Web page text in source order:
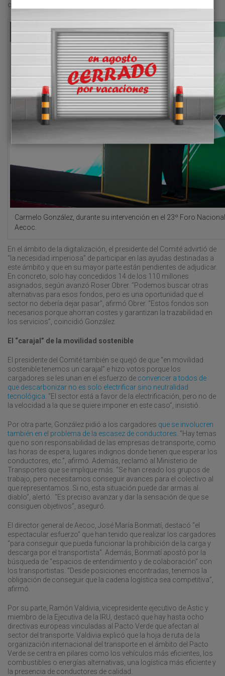
como sector”, matizó.
Carmelo González, durante su intervención en el 23º Foro
Aecoc.
En el ámbito de la digitalización, el presidente del Comité advirtió de
“la necesidad imperiosa” de participar en las ayudas destinadas a
este ámbito y que en su mayor parte están pendientes de adjudicar.
En concreto, solo hay concedidos 14 de los 110 millones
asignados, según avanzó Roser Obrer. “Podemos buscar otras
alternativas para esos fondos, pero es una oportunidad que el
sector no debería dejar pasar”, afirmó Obrer. “Estos fondos son
necesarios porque ahorran costes y garantizan la trazabilidad en
los servicios”, coincidió González.
El “carajal” de la movilidad sostenible
El presidente del Comité también se quejó de que “en movilidad
sostenible tenemos un carajal” e hizo votos porque los
cargadores se les unan en el esfuerzo de convencer a todos de
que descarbonizar no es solo electrificar sino neutralidad
tecnológica . “El sector está a favor de la electrificación, pero no de
la velocidad a la que se quiere imponer en este caso”, insistió.
Por otra parte, González pidió a los cargadores que se involucren
también en el problema de la escasez de conductores . “Hay temas
que no son responsabilidad de las empresas de transporte, como
las horas de espera, lugares indignos donde tienen que esperar los
conductores, etc.”, afirmó. Además, reclamó al Ministerio de
Transportes que se implique más. “Se han creado los grupos de
trabajo, pero necesitamos conseguir avances para el colectivo al
que representamos. Si no, esta situación puede dar armas al
diablo”, alertó. “Es preciso avanzar y dar la sensación de que se
consiguen objetivos”, aseguró.
El director general de Aecoc, José María Bonmatí, destacó “el
espectacular esfuerzo” que han tenido que realizar los cargadores
“para conseguir que pueda funcionar la prohibición de la carga y
descarga por el transportista”. Además, Bonmatí apostó por la
búsqueda de “espacios de entendimiento y de colaboración” con
los transportistas. “Desde posiciones encontradas, tenemos la
obligación de conseguir que la cadena logística sea competitiva”,
afirmó.
Por su parte, Ramón Valdivia, vicepresidente ejecutivo de Astic y
miembro de la Ejecutiva de la IRU, destacó que hay hasta ocho
directivas europeas vinculadas al Pacto Verde que afectan al
sector del transporte. Valdivia explicó que la hoja de ruta de la
organización internacional del transporte en el ámbito del Pacto
Verde se centra en pilares como los vehículos más eficientes, los
combustibles o energías alternativas, una logística más eficiente y
la presencia de conductores de calidad.